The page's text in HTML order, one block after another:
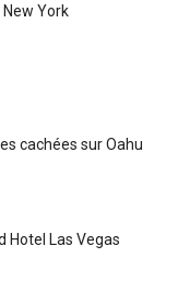
York
cachées sur Oahu
Hotel Las Vegas